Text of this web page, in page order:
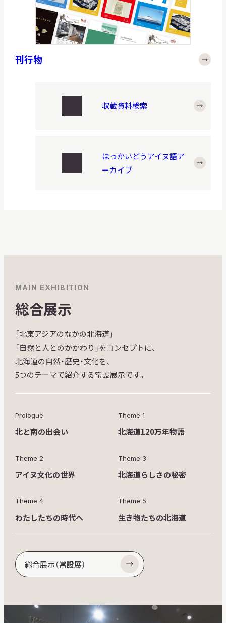
刊行物
収蔵資料検索
ほっかいどうアイヌ語ア
ーカイブ
MAIN EXHIBITION
総合展示
「北東アジアのなかの北海道」
「自然と人とのかかわり」をコンセプトに、
北海道の自然・歴史・文化を、
5つのテーマで紹介する常設展示です。
Prologue
北と南の出会い
Theme 1
北海道120万年物語
Theme 2
アイヌ文化の世界
Theme 3
北海道らしさの秘密
Theme 4
わたしたちの時代へ
Theme 5
生き物たちの北海道
総合展示（常設展）